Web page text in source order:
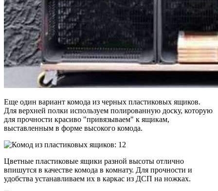
Еще один вариант комода из черных пластиковых ящиков.
Для верхней полки используем полированную доску, которую
для прочности красиво "привязываем" к ящикам,
выставленным в форме высокого комода.
Цветные пластиковые ящики разной высоты отлично
впишутся в качестве комода в комнату. Для прочности и
удобства устанавливаем их в каркас из ДСП на ножках.